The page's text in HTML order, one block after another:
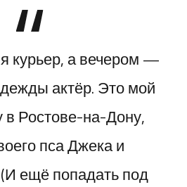
курьер, а вечером —
актёр. Это мой
в Ростове-на-Дону,
пса Джека и
ещё попадать под